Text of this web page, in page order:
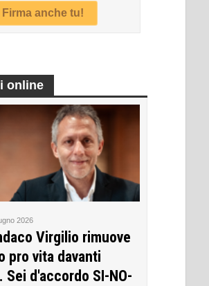
anche tu!
online
2026
Virgilio rimuove
pro vita davanti
Sei d'accordo SI-NO-